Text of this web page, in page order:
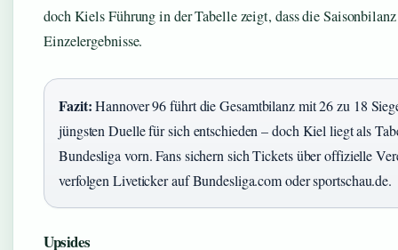
doch Kiels Führung in der Tabelle zeigt, dass die
Einzelergebnisse.
Fazit:Hannover 96 führt die Gesamtbilanz mit 26 zu 18
jüngsten Duelle für sich entschieden – doch Kiel liegt als
Bundesliga vorn. Fans sichern sich Tickets über offizielle
verfolgen Liveticker auf Bundesliga.com oder sportschau.de.
Upsides